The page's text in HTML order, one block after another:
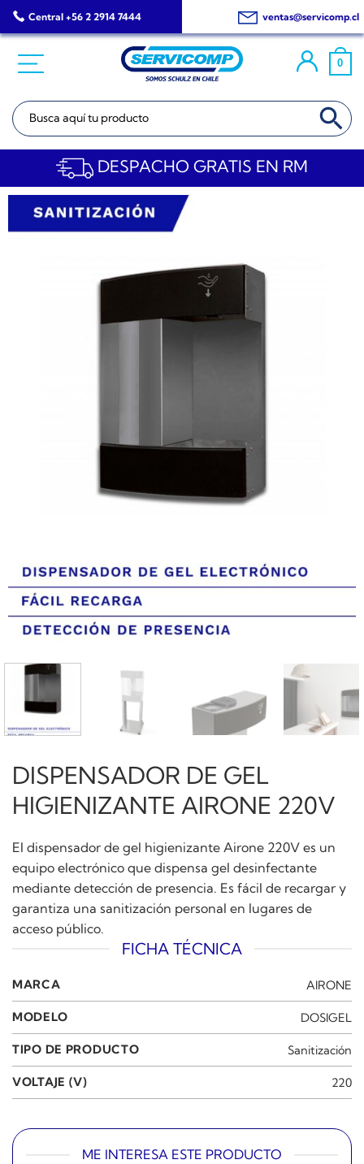
Saltar
al
Central +56 2 2914 7444 ventas@servicomp.cl
0
Buscar: BOTÓN DE
DESPACHO GRATIS EN RM
DISPENSADOR DE GEL
HIGIENIZANTE AIRONE 220V
El dispensador de gel higienizante Airone 220V es un
equipo electrónico que dispensa gel desinfectante
mediante detección de presencia. Es fácil de recargar y
garantiza una sanitización personal en lugares de
acceso público.
FICHA TÉCNICA
MARCA AIRONE
MODELO DOSIGEL
TIPO DE PRODUCTO Sanitización
VOLTAJE (V) 220
ME INTERESA ESTE PRODUCTO